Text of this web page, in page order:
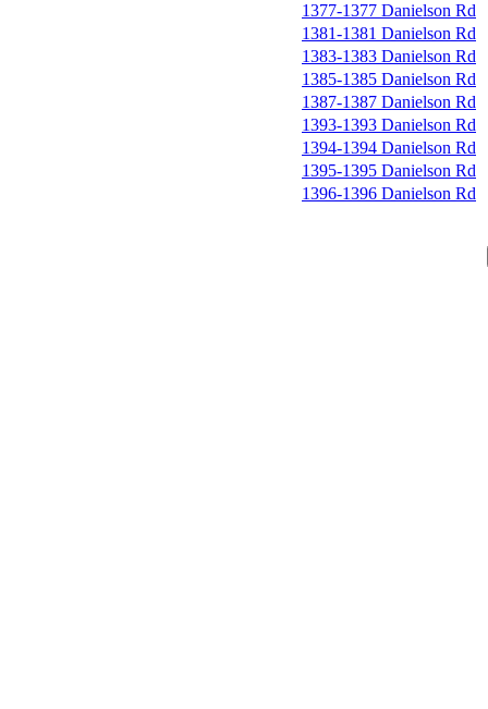
1377-1377 Danielson Rd
1381-1381 Danielson Rd
1383-1383 Danielson Rd
1385-1385 Danielson Rd
1387-1387 Danielson Rd
1393-1393 Danielson Rd
1394-1394 Danielson Rd
1395-1395 Danielson Rd
1396-1396 Danielson Rd